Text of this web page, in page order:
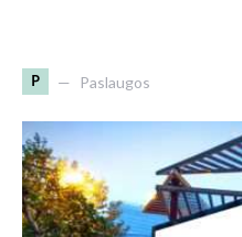
P Paslaugos